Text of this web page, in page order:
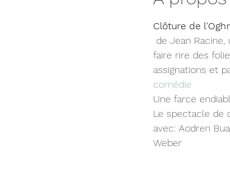
Clôture de
faire rire des
assignations et
comédie
Une farce
Le spectacle de
avec: Aodren
Weber